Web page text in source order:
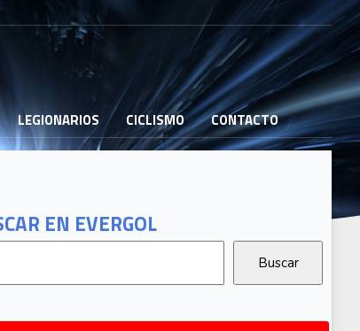
LEGIONARIOS CICLISMO CONTACTO
EN EVERGOL